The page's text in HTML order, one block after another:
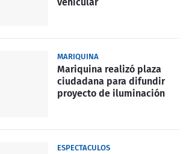
MARIQUINA
Mariquina realizó plaza
ciudadana para difundir
proyecto de iluminación
ESPECTACULOS